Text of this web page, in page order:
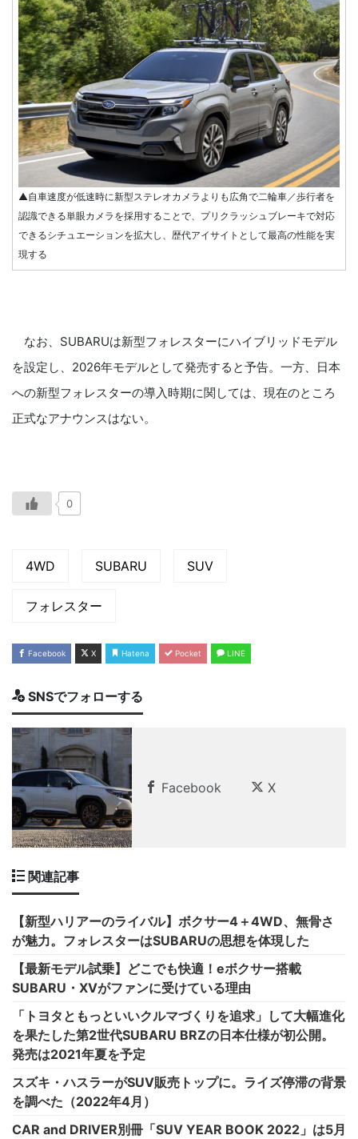
▲自車速度が低速時に新型ステレオカメラよりも広角で二輪車／歩行者を
認識できる単眼カメラを採用することで、プリクラッシュブレーキで対応
できるシチュエーションを拡大し、歴代アイサイトとして最高の性能を実
現する
なお、SUBARUは新型フォレスターにハイブリッドモデル
を設定し、2026年モデルとして発売すると予告。一方、日本
への新型フォレスターの導入時期に関しては、現在のところ
正式なアナウンスはない。
0
4WD SUBARU SUV
フォレスター
Facebook X Hatena Pocket LINE
SNSでフォローする
Facebook X
関連記事
【新型ハリアーのライバル】ボクサー4＋4WD、無骨さ
が魅力。フォレスターはSUBARUの思想を体現した
【最新モデル試乗】どこでも快適！eボクサー搭載
SUBARU・XVがファンに受けている理由
「トヨタともっといいクルマづくりを追求」して大幅進化
を果たした第2世代SUBARU BRZの日本仕様が初公開。
発売は2021年夏を予定
スズキ・ハスラーがSUV販売トップに。ライズ停滞の背景
を調べた（2022年4月）
CAR and DRIVER別冊「SUV YEAR BOOK 2022」は5月